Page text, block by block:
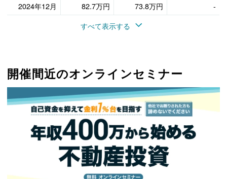
2024年12月
82.7万円 73.8万円
-
すべて表示する
開催間近のオンラインセミナー